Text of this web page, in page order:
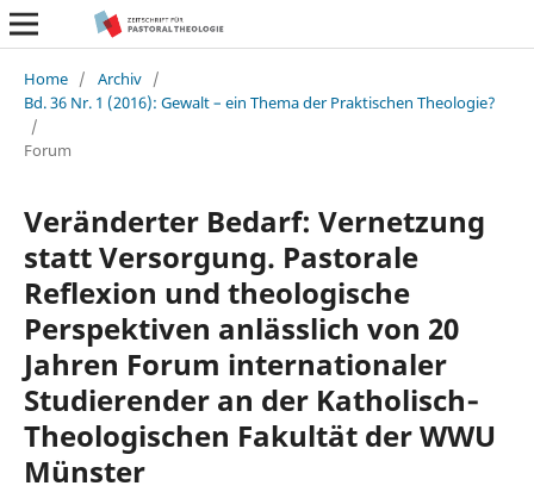
Home / Archiv /
Bd. 36 Nr. 1 (2016): Gewalt – ein Thema der Praktischen Theologie?
/
Forum
Veränderter Bedarf: Vernetzung
statt Versorgung. Pastorale
Reflexion und theologische
Perspektiven anlässlich von 20
Jahren Forum internationaler
Studierender an der Katholisch‐
Theologischen Fakultät der WWU
Münster